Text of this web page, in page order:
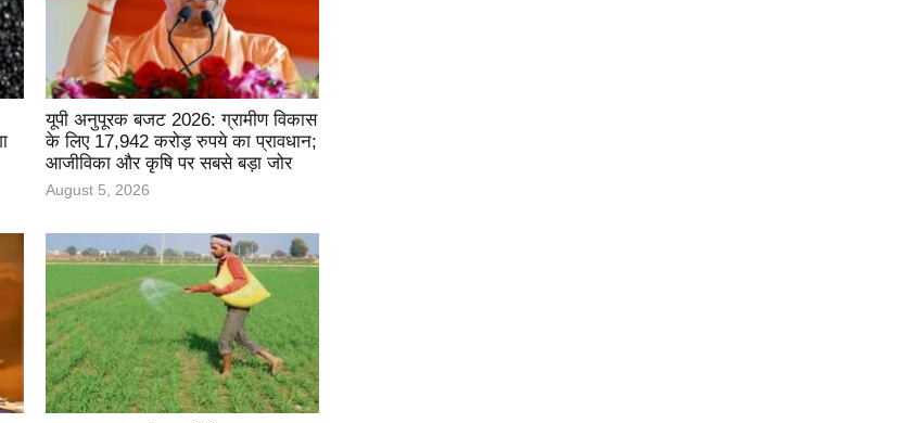
यूपी अनुपूरक बजट 2026: ग्रामीण विकास
के लिए 17,942 करोड़ रुपये का प्रावधान;
आजीविका और कृषि पर सबसे बड़ा जोर
August 5, 2026